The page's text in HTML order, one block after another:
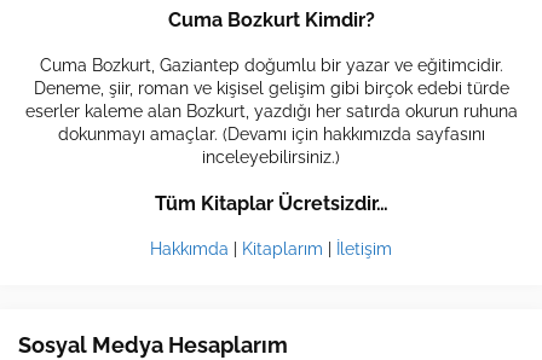
Cuma Bozkurt Kimdir?
Cuma Bozkurt, Gaziantep doğumlu bir yazar ve eğitimcidir.
Deneme, şiir, roman ve kişisel gelişim gibi birçok edebi türde
eserler kaleme alan Bozkurt, yazdığı her satırda okurun ruhuna
dokunmayı amaçlar. (Devamı için hakkımızda sayfasını
inceleyebilirsiniz.)
Tüm Kitaplar Ücretsizdir…
Hakkımda Kitaplarım İletişim
Sosyal Medya Hesaplarım